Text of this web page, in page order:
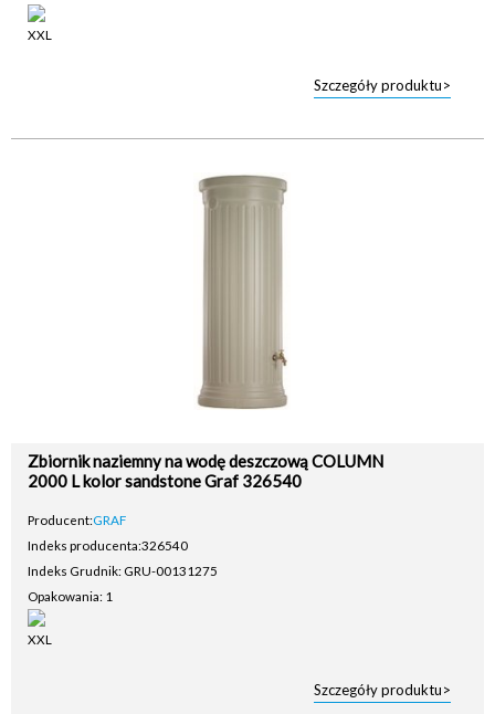
Szczegóły produktu>
Zbiornik naziemny na wodę deszczową COLUMN
2000 L kolor sandstone Graf 326540
Producent:GRAF
Indeks producenta:326540
Indeks Grudnik: GRU-00131275
Opakowania: 1
Szczegóły produktu>